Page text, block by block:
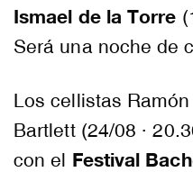
Ismael de la Torre
Será una noche de
Los cellistas
Bartlett (24/08 ·
con el Festival